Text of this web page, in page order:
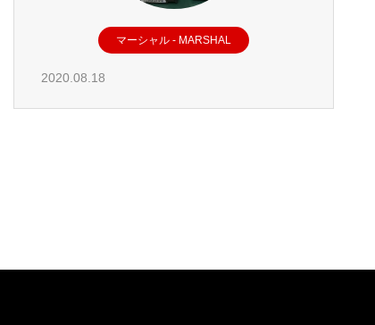
マーシャル - MARSHAL
2020.08.18